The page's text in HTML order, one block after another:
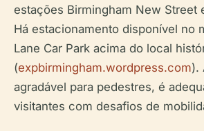
estações Birmingham New Street
Há estacionamento disponível no
Lane Car Park acima do local
(expbirmingham.wordpress.com).
agradável para pedestres, é
visitantes com desafios de